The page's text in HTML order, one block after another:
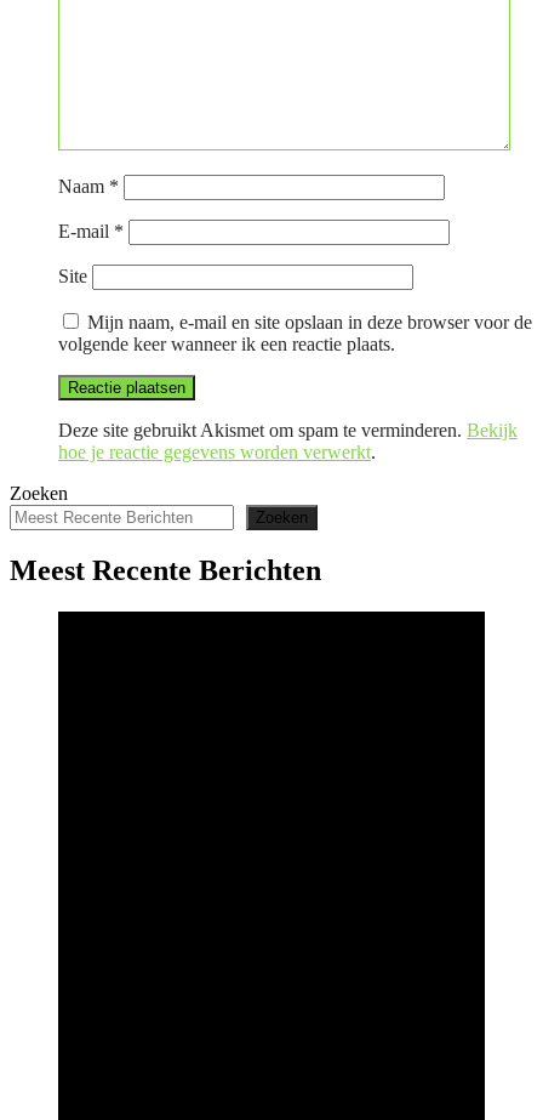
Naam *
E-mail *
Site
Mijn naam, e-mail en site opslaan in deze browser voor de
volgende keer wanneer ik een reactie plaats.
Deze site gebruikt Akismet om spam te verminderen. Bekijk
hoe je reactie gegevens worden verwerkt.
Zoeken
Zoeken
Meest Recente Berichten